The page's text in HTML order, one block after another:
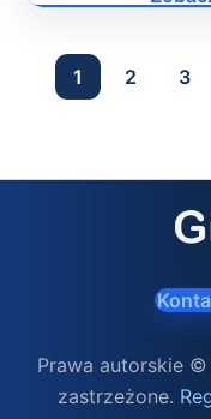
1 2 3
Prawa autorskie
zastrzeżone.